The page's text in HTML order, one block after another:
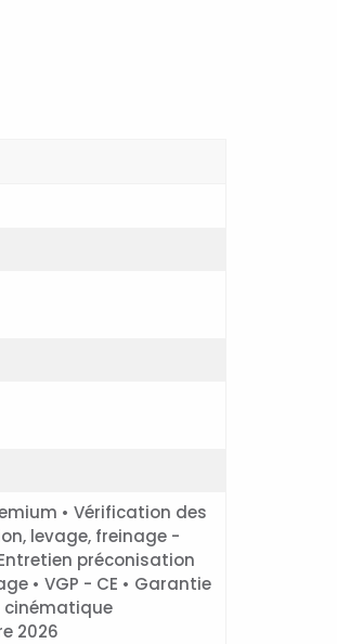
• Vérification des
levage, freinage -
préconisation
• VGP - CE • Garantie
cinématique
2026